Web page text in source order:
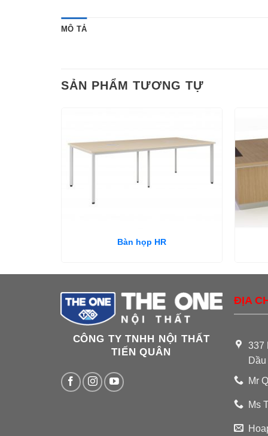
MÔ TẢ
SẢN PHẨM TƯƠNG TỰ
Bàn họp HR
CÔNG TY TNHH NỘI THẤT
TIẾN QUÂN
ĐỊA
337
Mr
Ms